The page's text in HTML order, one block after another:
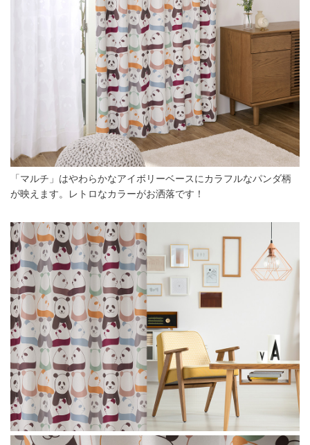
「マルチ」はやわらかなアイボリーベースにカラフルなパンダ柄
が映えます。レトロなカラーがお洒落です！